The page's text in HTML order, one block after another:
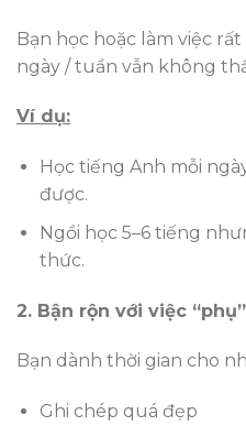
Bạn học hoặc làm việc
ngày / tuần vẫn không
Ví dụ:
Học tiếng Anh mỗi
được.
Ngồi học 5–6 tiếng
thức.
2. Bận rộn với việc
Bạn dành thời gian cho
Ghi chép quá đẹp